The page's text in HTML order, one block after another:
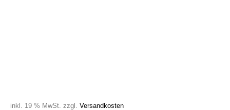
inkl. 19 % MwSt. zzgl.Versandkosten